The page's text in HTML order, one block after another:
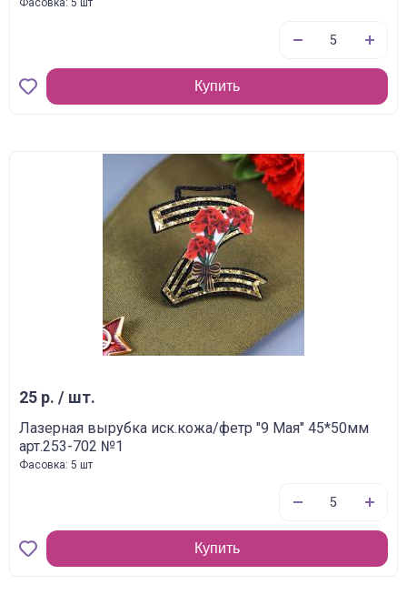
Фасовка: 5 шт
Купить
25 р. / шт.
Лазерная вырубка иск.кожа/фетр "9 Мая" 45*50мм
арт.253-702 №1
Фасовка: 5 шт
Купить